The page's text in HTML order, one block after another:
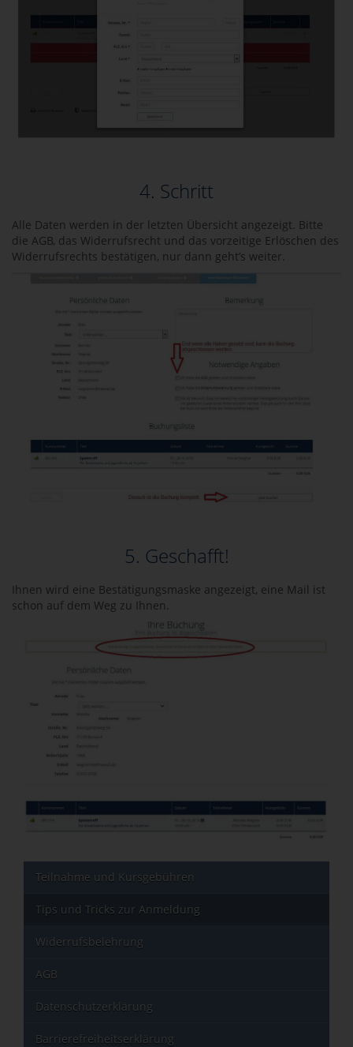
4. Schritt
Alle Daten werden in der letzten Übersicht angezeigt. Bitte
die AGB, das Widerrufsrecht und das vorzeitige Erlöschen des
Widerrufsrechts bestätigen, nur dann geht’s weiter.
5. Geschafft!
Ihnen wird eine Bestätigungsmaske angezeigt, eine Mail ist
schon auf dem Weg zu Ihnen.
Teilnahme und Kursgebühren
Tips und Tricks zur Anmeldung
Widerrufsbelehrung
AGB
Datenschutzerklärung
Barrierefreiheitserklärung